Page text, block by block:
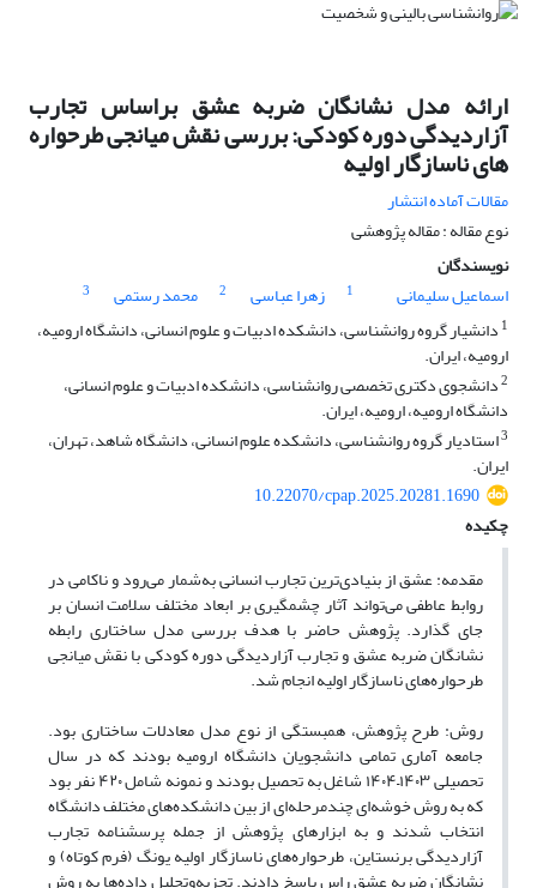
ارائه مدل نشانگان ضربه عشق براساس تجارب
آزاردیدگی دوره کودکی: بررسی نقش میانجی طرحواره
های ناسازگار اولیه
مقالات آماده انتشار
نوع مقاله : مقاله پژوهشی
نویسندگان
اسماعیل سلیمانی
1 زهرا عباسی 2 محمد رستمی
3
1 دانشیار گروه روانشناسی، دانشکده ادبیات و علوم انسانی، دانشگاه ارومیه،
ارومیه، ایران.
2دانشجوی دکتری تخصصی روانشناسی، دانشکده ادبیات و علوم انسانی،
دانشگاه ارومیه، ارومیه، ایران.
3استادیار گروه روانشناسی، دانشکده علوم انسانی، دانشگاه شاهد، تهران،
ایران.
10.22070/cpap.2025.20281.1690
چکیده
مقدمه: عشق از بنیادی‌ترین تجارب انسانی به‌شمار می‌رود و ناکامی در
روابط عاطفی می‌تواند آثار چشمگیری بر ابعاد مختلف سلامت انسان بر
جای گذارد. پژوهش حاضر با هدف بررسی مدل ساختاری رابطه
نشانگان ضربه عشق و تجارب آزار‌دیدگی دوره کودکی با نقش میانجی
طرحواره‌های ناسازگار اولیه انجام شد.
روش: طرح پژوهش، همبستگی از نوع مدل معادلات ساختاری بود.
جامعه آماری تمامی دانشجویان دانشگاه ارومیه بودند که در سال
تحصیلی ۱۴۰۳–۱۴۰۴ شاغل به تحصیل بودند و نمونه شامل ۴۲۰ نفر بود
که به روش خوشه‌ای چندمرحله‌ای از بین دانشکده‌های مختلف دانشگاه
انتخاب شدند و به ابزارهای پژوهش از جمله پرسشنامه تجارب
آزار‌دیدگی برنستاین، طرحواره‌های ناسازگار اولیه یونگ (فرم کوتاه) و